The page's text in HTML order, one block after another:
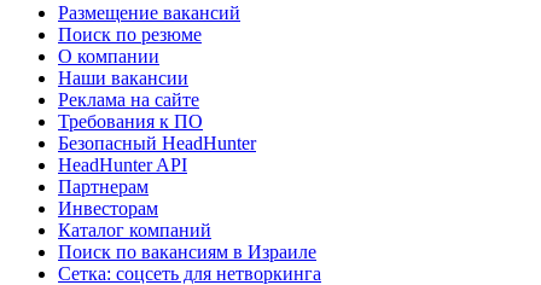
Размещение вакансий
Поиск по резюме
О компании
Наши вакансии
Реклама на сайте
Требования к ПО
Безопасный HeadHunter
HeadHunter API
Партнерам
Инвесторам
Каталог компаний
Поиск по вакансиям в Израиле
Сетка: соцсеть для нетворкинга